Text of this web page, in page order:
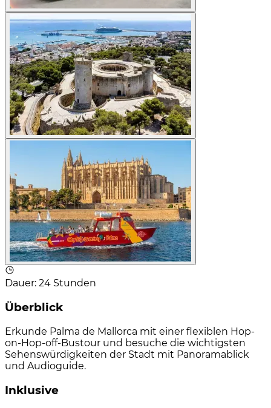
Dauer: 24 Stunden
Überblick
Erkunde Palma de Mallorca mit einer flexiblen Hop-
on-Hop-off-Bustour und besuche die wichtigsten
Sehenswürdigkeiten der Stadt mit Panoramablick
und Audioguide.
Inklusive